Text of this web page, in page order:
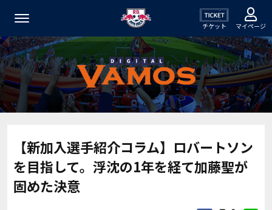
チケット マイページ
【新加入選手紹介コラム】ロバートソン
を目指して――。浮沈の1年を経て加藤聖が
固めた決意